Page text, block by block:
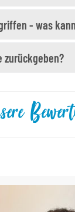
- was
zurückgeben?